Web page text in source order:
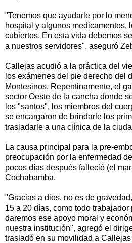
"Tenemos que ayudarle por lo
hospital y algunos medicamentos,
cubiertos. En esta vida debemos
a nuestros servidores", aseguró
Callejas acudió a la práctica del
los exámenes del pie derecho del
Montesinos. Repentinamente, el
sector Oeste de la cancha donde
los "santos", los miembros del
se encargaron de brindarle los
trasladarle a una clínica de la
La causa principal para la pre-
preocupación por la enfermedad
pocos días después falleció (el
Cochabamba.
"Gracias a dios, no es de
15 a 20 días, como todo
daremos ese apoyo moral y
nuestra institución", agregó el
trasladó en su movilidad a